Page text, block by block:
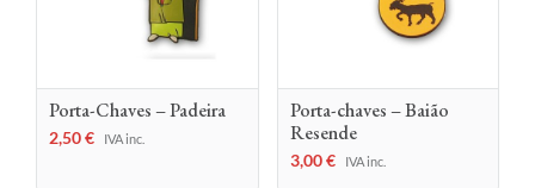
Porta-Chaves – Padeira
2,50€ IVA inc.
Porta-chaves – Baião
Resende
3,00€ IVA inc.